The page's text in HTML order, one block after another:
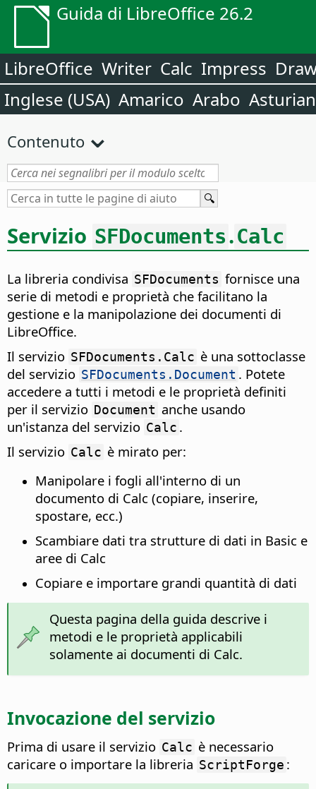
Guida di LibreOffice 26.2
LibreOffice Writer Calc Impress
Inglese (USA) Amarico Arabo
Contenuto
Servizio SFDocuments.Calc
La libreria condivisa SFDocuments fornisce una
serie di metodi e proprietà che facilitano la
gestione e la manipolazione dei documenti di
LibreOffice.
Il servizio SFDocuments.Calc è una sottoclasse
del servizio SFDocuments.Document . Potete
accedere a tutti i metodi e le proprietà definiti
per il servizio Document anche usando
un'istanza del servizio Calc .
Il servizio Calc è mirato per:
Manipolare i fogli all'interno di un
documento di Calc (copiare, inserire,
spostare, ecc.)
Scambiare dati tra strutture di dati in Basic e
aree di Calc
Copiare e importare grandi quantità di dati
Questa pagina della guida descrive i
metodi e le proprietà applicabili
solamente ai documenti di Calc.
Invocazione del servizio
Prima di usare il servizio Calc è necessario
caricare o importare la libreria ScriptForge :